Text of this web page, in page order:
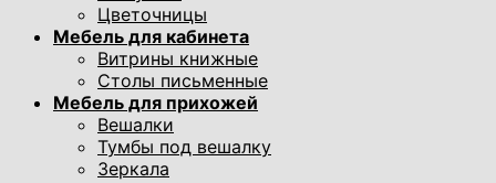
Цветочницы
Мебель для кабинета
Витрины книжные
Столы письменные
Мебель для прихожей
Вешалки
Тумбы под вешалку
Зеркала